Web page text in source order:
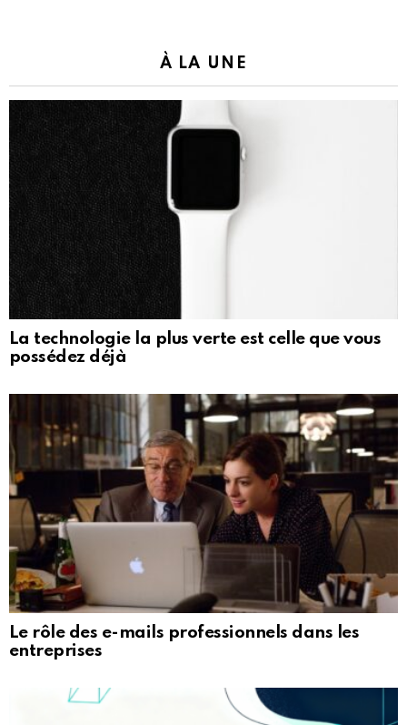
À LA UNE
La technologie la plus verte est celle que vous
possédez déjà
Le rôle des e-mails professionnels dans les
entreprises